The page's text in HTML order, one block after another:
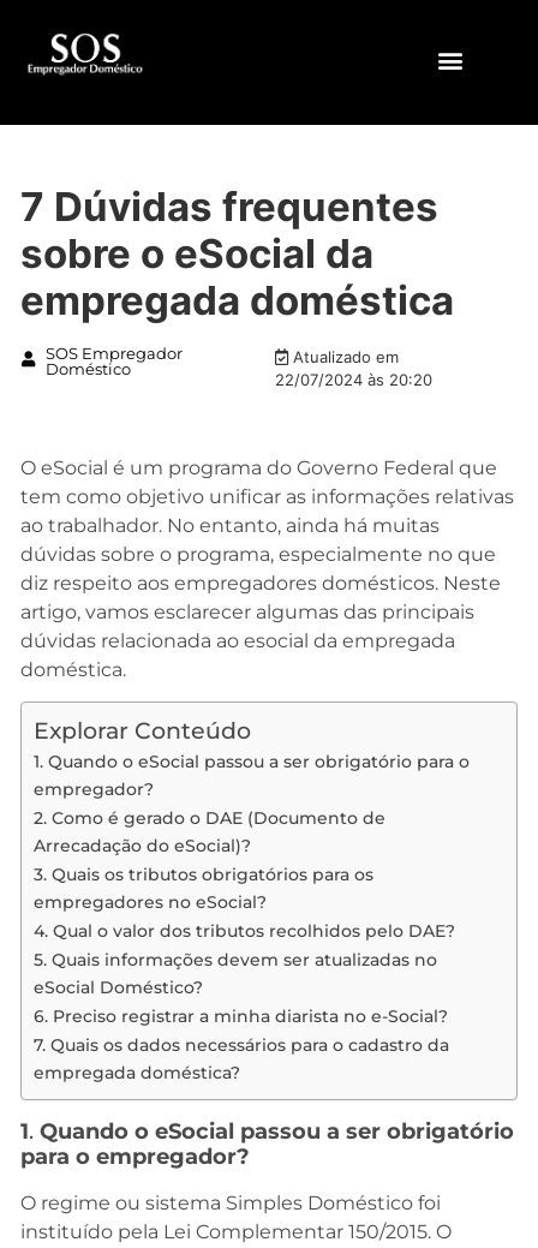
7 Dúvidas frequentes
sobre o eSocial da
empregada doméstica
SOS Empregador
Doméstico
Atualizado em
22/07/2024 às 20:20
O eSocial é um programa do Governo Federal que
tem como objetivo unificar as informações relativas
ao trabalhador. No entanto, ainda há muitas
dúvidas sobre o programa, especialmente no que
diz respeito aos empregadores domésticos. Neste
artigo, vamos esclarecer algumas das principais
dúvidas relacionada ao esocial da empregada
doméstica.
Explorar Conteúdo
1. Quando o eSocial passou a ser obrigatório para o
empregador?
2. Como é gerado o DAE (Documento de
Arrecadação do eSocial)?
3. Quais os tributos obrigatórios para os
empregadores no eSocial?
4. Qual o valor dos tributos recolhidos pelo DAE?
5. Quais informações devem ser atualizadas no
eSocial Doméstico?
6. Preciso registrar a minha diarista no e-Social?
7. Quais os dados necessários para o cadastro da
empregada doméstica?
1. Quando o eSocial passou a ser obrigatório
para o empregador?
O regime ou sistema Simples Doméstico foi
instituído pela Lei Complementar 150/2015. O